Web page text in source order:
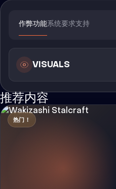
作弊功能系统要求支持
VISUALS
推荐内容
热门！